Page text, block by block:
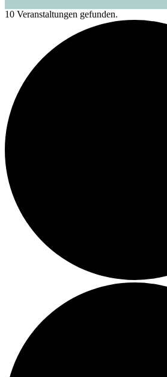
10 Veranstaltungen gefunden.